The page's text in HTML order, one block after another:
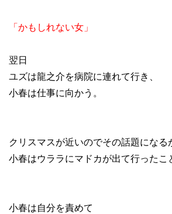
「かもしれない女」
翌日
ユズは龍之介を病院に連れて行き、
小春は仕事に向かう。
クリスマスが近いのでその話題になる
小春はウララにマドカが出て行ったこ
小春は自分を責めて